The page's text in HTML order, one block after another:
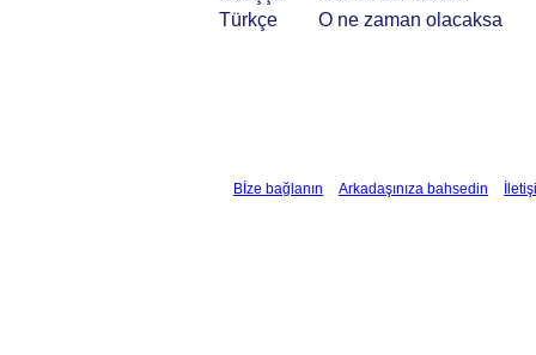
Türkçe
O ne zaman olacaksa
Bİze bağlanın Arkadaşınıza bahsedin